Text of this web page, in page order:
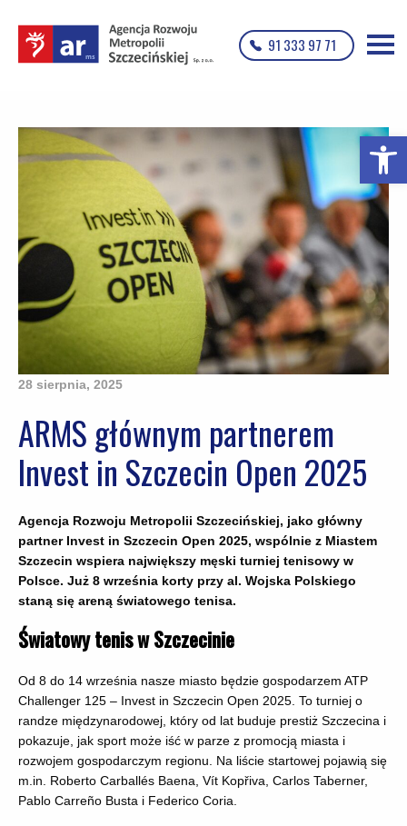
Otwórz
91 333 97 71
28 sierpnia, 2025
ARMS głównym partnerem
Invest in Szczecin Open 2025
Agencja Rozwoju Metropolii Szczecińskiej, jako główny
partner Invest in Szczecin Open 2025, wspólnie z Miastem
Szczecin wspiera największy męski turniej tenisowy w
Polsce. Już 8 września korty przy al. Wojska Polskiego
staną się areną światowego tenisa.
Światowy tenis w Szczecinie
Od 8 do 14 września nasze miasto będzie gospodarzem ATP
Challenger 125 – Invest in Szczecin Open 2025. To turniej o
randze międzynarodowej, który od lat buduje prestiż Szczecina i
pokazuje, jak sport może iść w parze z promocją miasta i
rozwojem gospodarczym regionu. Na liście startowej pojawią się
m.in. Roberto Carballés Baena, Vít Kopřiva, Carlos Taberner,
Pablo Carreño Busta i Federico Coria.